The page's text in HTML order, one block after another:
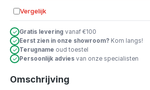
Vergelijk
Toevoegen aan vergelijking
Gratis levering vanaf €100
Eerst zien in onze showroom? Kom langs!
Terugname oud toestel
Persoonlijk advies van onze specialisten
Omschrijving